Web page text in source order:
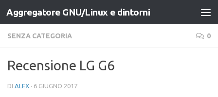
Salta al contenuto
Aggregatore GNU/Linux e dintorni
SENZA CATEGORIA 0
Recensione LG G6
DI ALEX · 6 GIUGNO 2017